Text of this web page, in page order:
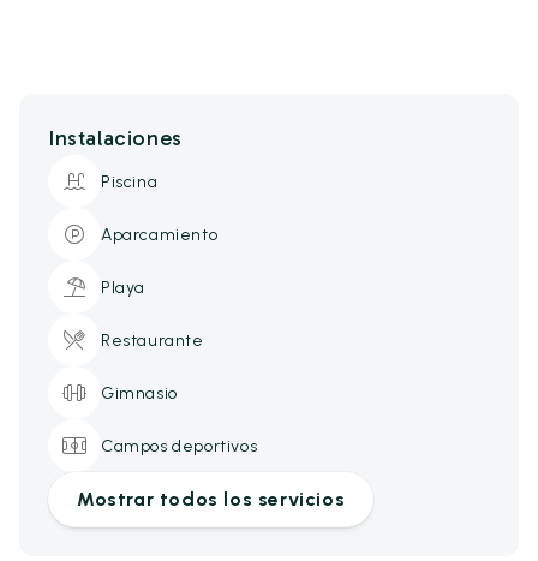
Instalaciones
Piscina
Aparcamiento
Playa
Restaurante
Gimnasio
Campos deportivos
Mostrar todos los servicios